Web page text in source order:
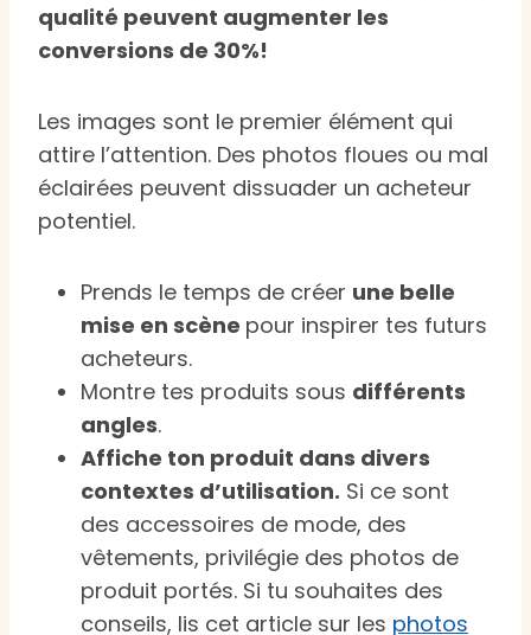
qualité peuvent augmenter les
conversions de 30%!
Les images sont le premier élément qui
attire l’attention. Des photos floues ou mal
éclairées peuvent dissuader un acheteur
potentiel.
Prends le temps de créer une belle
mise en scène pour inspirer tes futurs
acheteurs.
Montre tes produits sous différents
angles.
Affiche ton produit dans divers
contextes d’utilisation. Si ce sont
des accessoires de mode, des
vêtements, privilégie des photos de
produit portés. Si tu souhaites des
conseils, lis cet article sur les photos